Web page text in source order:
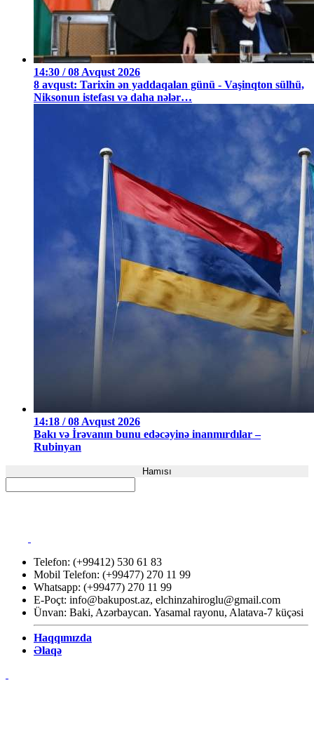
14:30 / 08 Avqust 2026
8 avqust: Tarixin ən yaddaqalan günü - Vaşinqton sülhü,
Niksonun istefası və daha nələr…
14:18 / 08 Avqust 2026
Bakı və İrəvanın bunu edəcəyinə inanmırdılar –
Rubinyan
Hamısı
Telefon: (+99412) 530 61 83
Mobil Telefon: (+99477) 270 11 99
Whatsapp: (+99477) 270 11 99
E-Poçt: info@bakupost.az, elchinzahiroglu@gmail.com
Ünvan: Baki, Azərbaycan. Yasamal rayonu, Alatava-7 küçəsi
Haqqımızda
Əlaqə